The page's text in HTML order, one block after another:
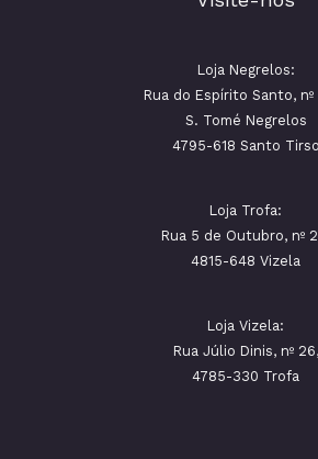
Loja Negrelos:
Rua do Espírito Santo, nº
S. Tomé Negrelos
4795-618 Santo Tirso
Loja Trofa:
Rua 5 de Outubro, nº
4815-648 Vizela
Loja Vizela:
Rua Júlio Dinis, nº 26,
4785-330 Trofa